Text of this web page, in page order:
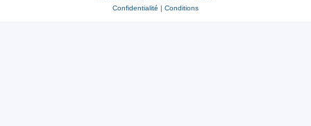
Confidentialité | Conditions